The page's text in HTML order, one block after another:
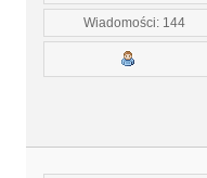
Wiadomości: 144